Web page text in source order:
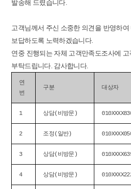
발송해 드렸습니다.
고객님께서 주신 소중한 의견을 반영하여
보답하도록 노력하겠습니다.
연중 진행되는 자체 고객만족도조사에
부탁드립니다. 감사합니다.
연
번
구분 대상자
1 상담(비방문)
2 조정(일반)
3 상담(비방문)
4 상담(비방문)